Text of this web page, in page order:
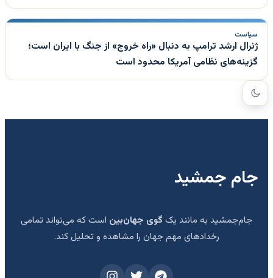
سیاست
ژنرال ارشد ترامپ به دنبال «راه خروج» از جنگ با ایران است؛
گزینه‌های نظامی آمریکا محدود است
جام جمشید
جام‌جمشید به مانند یک گوی جهان‌بین است که می‌تواند تمامی
رخدادهای مهم جهان را مشاهده و تحلیل کند.